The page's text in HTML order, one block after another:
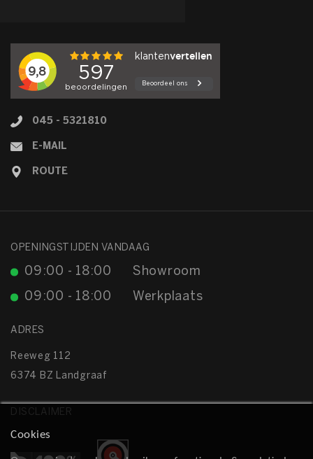
045 - 5321810
E-MAIL
ROUTE
OPENINGSTIJDEN VANDAAG
Showroom
09:00 - 18:00
Werkplaats
09:00 - 18:00
ADRES
Reeweg 112
6374 BZ Landgraaf
DISCLAIMER
Cookies